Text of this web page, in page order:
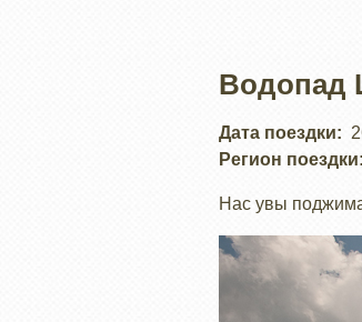
Водопад
Дата поездки
Регион поездки
Нас увы